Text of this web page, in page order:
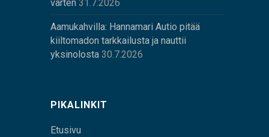
varten 31.7.2026
Aamukahvilla: Hannamari Autio pitää
kiiltomadon tarkkailusta ja nauttii
yksinolosta 30.7.2026
PIKALINKIT
Etusivu